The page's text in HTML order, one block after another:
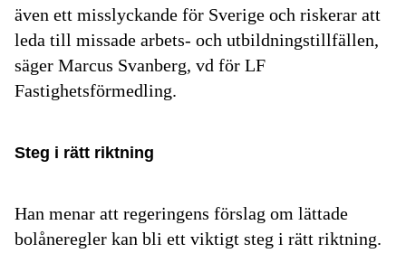
även ett misslyckande för Sverige och riskerar att
leda till missade arbets- och utbildningstillfällen,
säger Marcus Svanberg, vd för LF
Fastighetsförmedling.
Steg i rätt riktning
Han menar att regeringens förslag om lättade
bolåneregler kan bli ett viktigt steg i rätt riktning.